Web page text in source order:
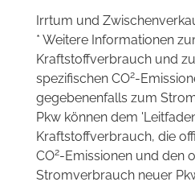
Irrtum und
* Weitere Informationen
Kraftstoffverbrauch und
spezifischen CO2-
gegebenenfalls zum
Pkw können dem
Kraftstoffverbrauch, die
CO2-Emissionen und den
Stromverbrauch neuer